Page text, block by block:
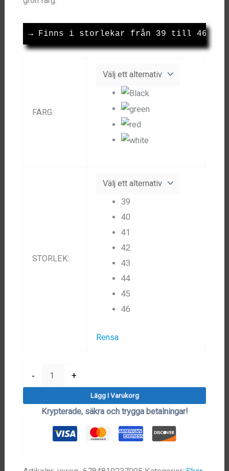
→ Finns i storlekar från 39 till 46!
FÄRG:
STORLEK:
39
40
41
42
43
44
45
46
Rensa
-
Sneakers
mängd
+
Lägg I Varukorg
Krypterade, säkra och trygga betalningar!